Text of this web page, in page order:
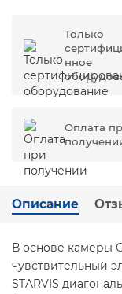
Только
нное
Оплата
Описание
В основе камеры
чувствительный
STARVIS